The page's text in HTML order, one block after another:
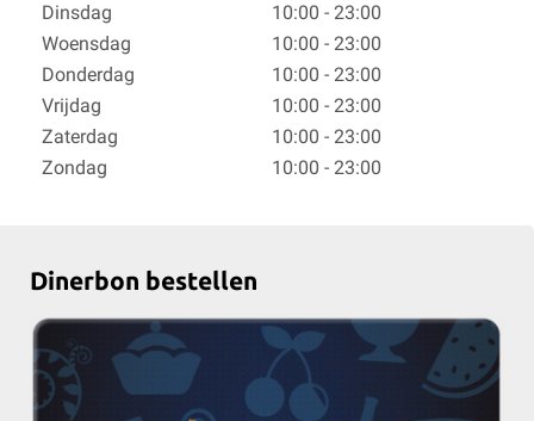
Dinsdag
10:00 - 23:00
Woensdag
10:00 - 23:00
Donderdag
10:00 - 23:00
Vrijdag
10:00 - 23:00
Zaterdag
10:00 - 23:00
Zondag
10:00 - 23:00
Dinerbon bestellen